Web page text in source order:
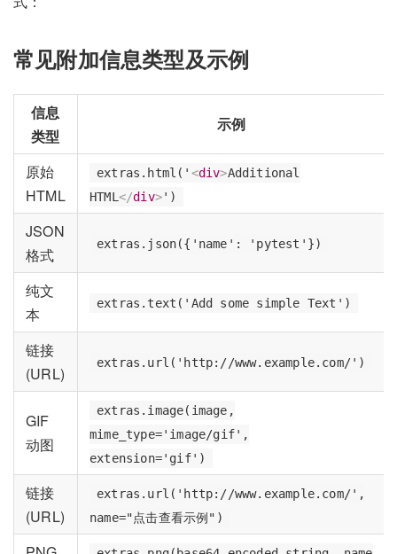
常见附加信息类型及示例
信息
类型
示例
原始
HTML
extras.html(' <div>Additional
HTML </div>')
JSON
格式
extras.json({'name': 'pytest'})
纯文
本
extras.text('Add some simple Text')
链接
(URL)
extras.url('http://www.example.com/')
GIF
动图
extras.image(image,
mime_type='image/gif',
extension='gif')
链接
(URL)
extras.url('http://www.example.com/',
name="点击查看示例")